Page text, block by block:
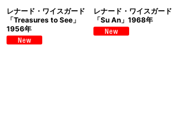
レナード・ワイスガード
「Treasures to See」
1956年
レナード・ワイスガード
「Su An」1968年